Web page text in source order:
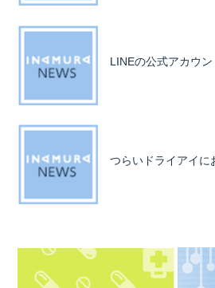
LINEの公式アカウ
つらいドライアイに